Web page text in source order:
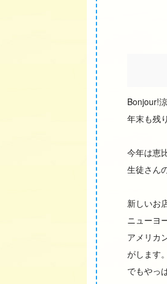
Bonjour!
年末も残
今年は恵
生徒さん
新しいお
ニューヨ
アメリカ
がします。
でもやっ